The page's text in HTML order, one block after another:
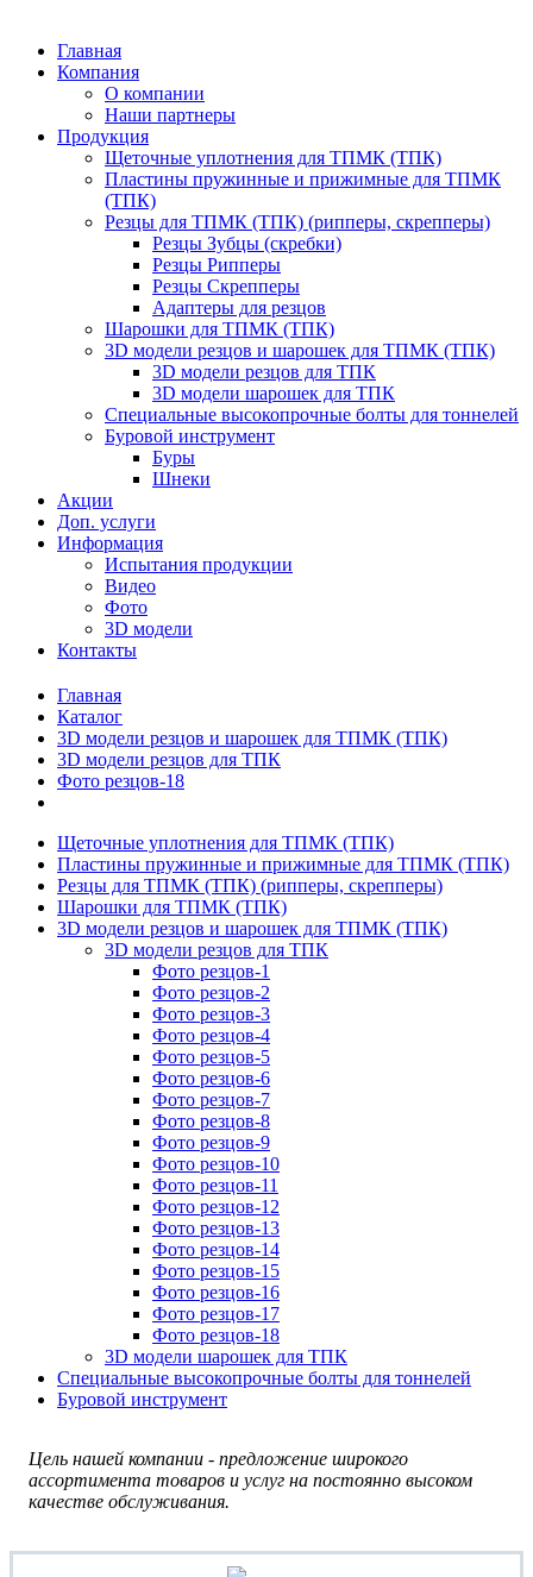
Главная
Компания
О компании
Наши партнеры
Продукция
Щеточные уплотнения для ТПМК (ТПК)
Пластины пружинные и прижимные для ТПМК
(ТПК)
Резцы для ТПМК (ТПК) (рипперы, скрепперы)
Резцы Зубцы (скребки)
Резцы Рипперы
Резцы Скрепперы
Адаптеры для резцов
Шарошки для ТПМК (ТПК)
3D модели резцов и шарошек для ТПМК (ТПК)
3D модели резцов для ТПК
3D модели шарошек для ТПК
Специальные высокопрочные болты для тоннелей
Буровой инструмент
Буры
Шнеки
Акции
Доп. услуги
Информация
Испытания продукции
Видео
Фото
3D модели
Контакты
Главная
Каталог
3D модели резцов и шарошек для ТПМК (ТПК)
3D модели резцов для ТПК
Фото резцов-18
Щеточные уплотнения для ТПМК (ТПК)
Пластины пружинные и прижимные для ТПМК (ТПК)
Резцы для ТПМК (ТПК) (рипперы, скрепперы)
Шарошки для ТПМК (ТПК)
3D модели резцов и шарошек для ТПМК (ТПК)
3D модели резцов для ТПК
Фото резцов-1
Фото резцов-2
Фото резцов-3
Фото резцов-4
Фото резцов-5
Фото резцов-6
Фото резцов-7
Фото резцов-8
Фото резцов-9
Фото резцов-10
Фото резцов-11
Фото резцов-12
Фото резцов-13
Фото резцов-14
Фото резцов-15
Фото резцов-16
Фото резцов-17
Фото резцов-18
3D модели шарошек для ТПК
Специальные высокопрочные болты для тоннелей
Буровой инструмент
Цель нашей компании - предложение широкого
ассортимента товаров и услуг на постоянно высоком
качестве обслуживания.